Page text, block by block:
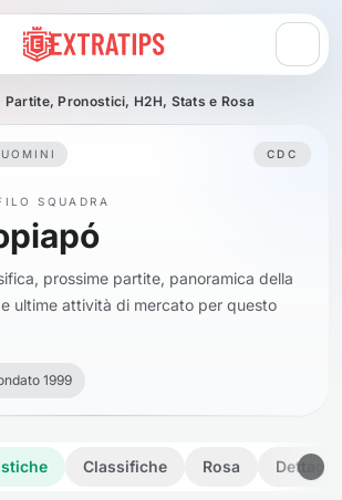
Partite, Pronostici, H2H, Stats e Rosa
UOMINI CDC
SQUADRA
prossime partite, panoramica della
ultime attività di mercato per questo
1999
Classifiche Rosa Dettagli